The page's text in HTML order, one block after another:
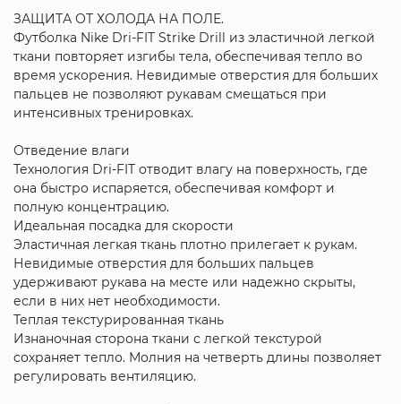
ЗАЩИТА ОТ ХОЛОДА НА ПОЛЕ.
Футболка Nike Dri-FIT Strike Drill из эластичной легкой
ткани повторяет изгибы тела, обеспечивая тепло во
время ускорения. Невидимые отверстия для больших
пальцев не позволяют рукавам смещаться при
интенсивных тренировках.
Отведение влаги
Технология Dri-FIT отводит влагу на поверхность, где
она быстро испаряется, обеспечивая комфорт и
полную концентрацию.
Идеальная посадка для скорости
Эластичная легкая ткань плотно прилегает к рукам.
Невидимые отверстия для больших пальцев
удерживают рукава на месте или надежно скрыты,
если в них нет необходимости.
Теплая текстурированная ткань
Изнаночная сторона ткани с легкой текстурой
сохраняет тепло. Молния на четверть длины позволяет
регулировать вентиляцию.